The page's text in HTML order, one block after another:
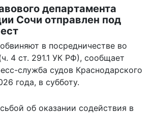
департамента
Сочи отправлен под
в посредничестве во
4 ст. 291.1 УК РФ), сообщает
служба судов Краснодарского
года, в субботу.
об оказании содействия в